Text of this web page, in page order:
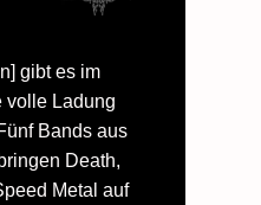
gibt es im
Ladung
Bands aus
Death,
Metal auf